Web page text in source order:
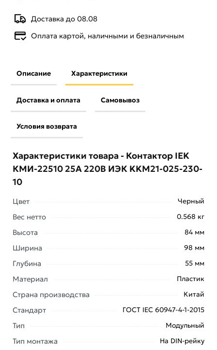
Доставка до 08.08
Оплата картой, наличными и безналичным
Описание Характеристики
Доставка и оплата Самовывоз
Условия возврата
Условия доставки и цены на товар Контактор IEK
категории
действительны в
Москве и области.
Наши профессиональные менеджеры обработают
заказ и свяжутся с Вами для согласования условий
онлайн заказа рекомендуем ознакомиться с
описанием, характеристиками и отзывами.
Данний товар от производителя
сертифицирован,
Характеристики товара - Контактор IEK
КМИ-22510 25А 220В ИЭК KKM21-025-230-
10
Цвет Черный
Вес нетто 0.568 кг
Высота 84 мм
Ширина 98 мм
Глубина 55 мм
Материал Пластик
Страна производства Китай
Стандарт ГОСТ IEC 60947-4-1-2015
Тип Модульный
Тип монтажа На DIN-рейку